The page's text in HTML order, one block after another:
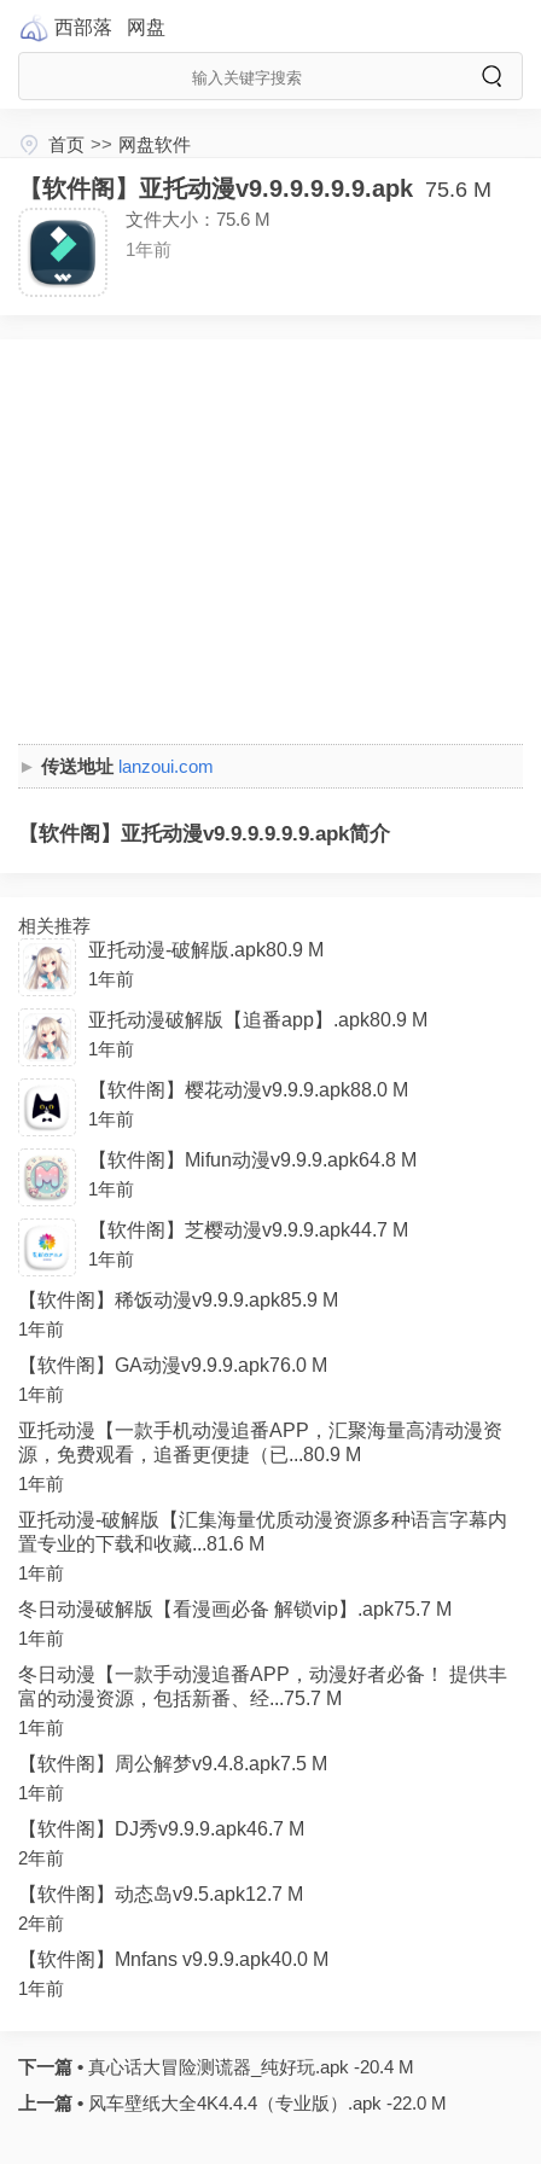
西部落 网盘
首页 >> 网盘软件
【软件阁】亚托动漫v9.9.9.9.9.9.apk 75.6 M
文件大小：75.6 M
1年前
传送地址 lanzoui.com
【软件阁】亚托动漫v9.9.9.9.9.9.apk简介
相关推荐
亚托动漫-破解版.apk80.9 M
1年前
亚托动漫破解版【追番app】.apk80.9 M
1年前
【软件阁】樱花动漫v9.9.9.apk88.0 M
1年前
【软件阁】Mifun动漫v9.9.9.apk64.8 M
1年前
【软件阁】芝樱动漫v9.9.9.apk44.7 M
1年前
【软件阁】稀饭动漫v9.9.9.apk85.9 M
1年前
【软件阁】GA动漫v9.9.9.apk76.0 M
1年前
亚托动漫【一款手机动漫追番APP，汇聚海量高清动漫资
源，免费观看，追番更便捷（已...80.9 M
1年前
亚托动漫-破解版【汇集海量优质动漫资源多种语言字幕内
置专业的下载和收藏...81.6 M
1年前
冬日动漫破解版【看漫画必备 解锁vip】.apk75.7 M
1年前
冬日动漫【一款手动漫追番APP，动漫好者必备！ 提供丰
富的动漫资源，包括新番、经...75.7 M
1年前
【软件阁】周公解梦v9.4.8.apk7.5 M
1年前
【软件阁】DJ秀v9.9.9.apk46.7 M
2年前
【软件阁】动态岛v9.5.apk12.7 M
2年前
【软件阁】Mnfans v9.9.9.apk40.0 M
1年前
下一篇 • 真心话大冒险测谎器_纯好玩.apk -20.4 M
上一篇 • 风车壁纸大全4K4.4.4（专业版）.apk -22.0 M